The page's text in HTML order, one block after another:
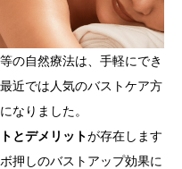
の自然療法は、手軽にでき
近では人気のバストケア方
なりました。
とデメリットが存在します
押しのバストアップ効果に